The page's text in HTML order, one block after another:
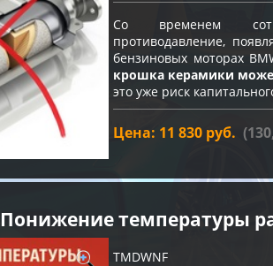
Со временем соты
противодавление,
бензиновых моторах
крошка керамики
это уже риск
Цена: 11 830 руб.
Понижение температуры
TMDWNF